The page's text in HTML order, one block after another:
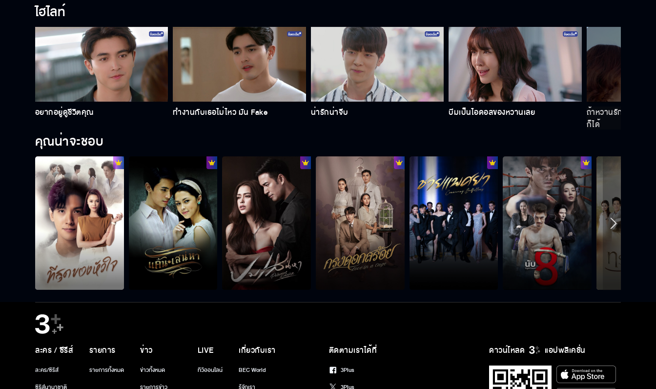
ไฮไลท์
อยากอยู่ดูชีวิตคุณ ทำงานกับเธอไม่ไหว มัน Fake น่ารักน่าจีบ บีมเป็นไอดอลของหวานเลย
ถ้าหวานรักบีมไม่ได้
ก็ได้
คุณน่าจะชอบ
ดาวน์โหลด แอปพลิเคชั่น
ละคร / ซีรีส์
ละคร/ซีรีส์
รายการ
รายการทั้งหมด
ข่าว
ข่าวทั้งหมด
LIVE
ทีวีออนไลน์
เกี่ยวกับเรา
BEC World
ติดตามเราได้ที่
3Plus